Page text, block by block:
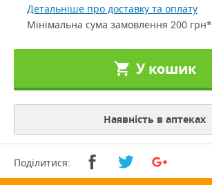
Детальніше про доставку та оплату
Мінімальна сума замовлення 200 грн*
У кошик
Наявність в аптеках
Поділитися: